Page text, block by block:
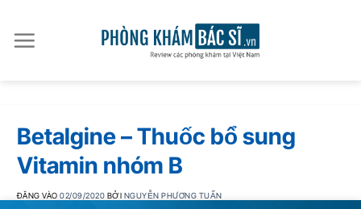
qua
nội
Betalgine – Thuốc bổ sung
Vitamin nhóm B
ĐĂNG VÀO02/09/2020 BỞI NGUYỄN PHƯƠNG TUẤN